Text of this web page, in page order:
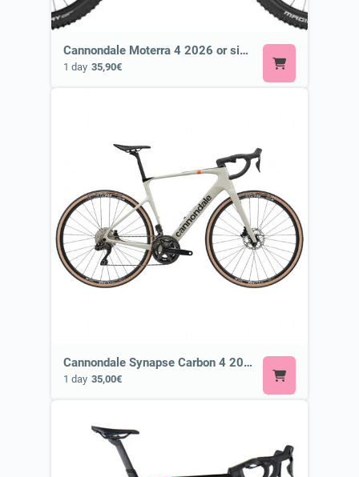
Cannondale Moterra 4 2026 or similar ⚡ E-MTB
1 day 35,90€
Cannondale Synapse Carbon 4 2026 or Similar
1 day 35,00€